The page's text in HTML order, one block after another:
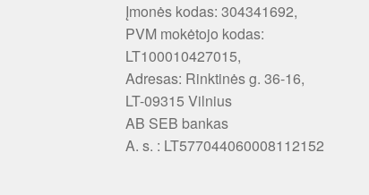
Įmonės kodas: 304341692,
PVM mokėtojo kodas:
LT100010427015,
Adresas: Rinktinės g. 36-16,
LT-09315 Vilnius
AB SEB bankas
A. s. : LT577044060008112152